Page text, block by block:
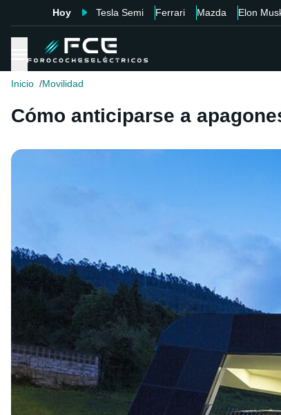
Hoy Tesla Semi Ferrari Mazda Elon
Inicio Movilidad
Cómo anticiparse a